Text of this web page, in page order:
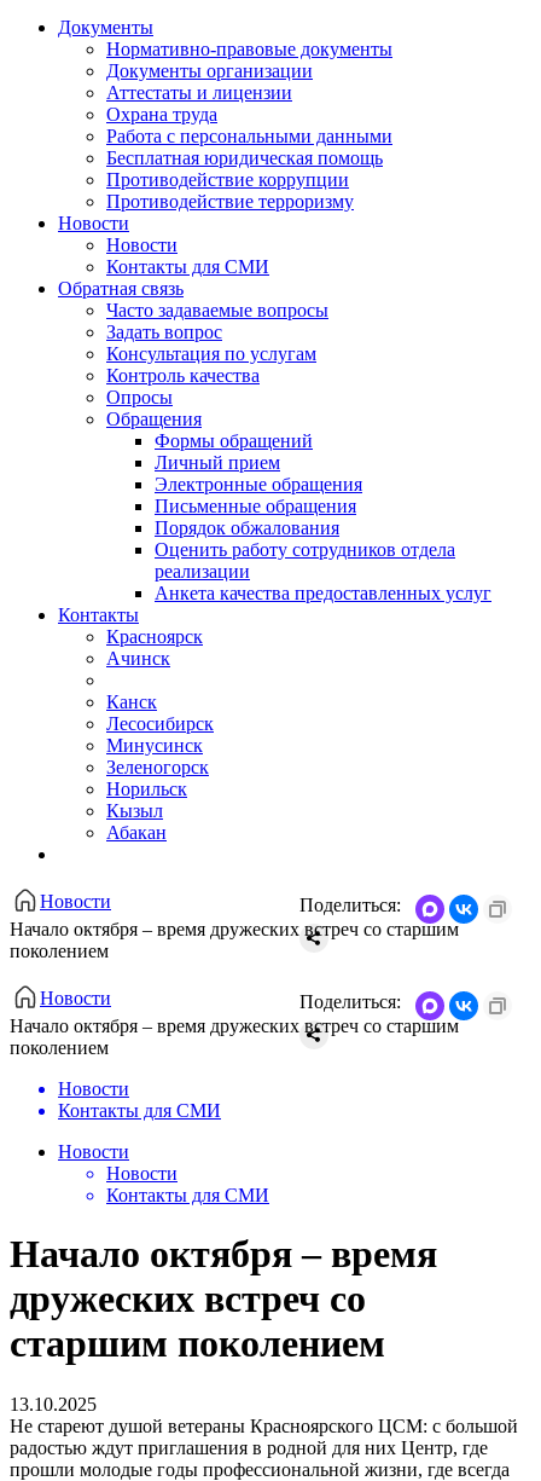
Документы
Нормативно-правовые документы
Документы организации
Аттестаты и лицензии
Охрана труда
Работа с персональными данными
Бесплатная юридическая помощь
Противодействие коррупции
Противодействие терроризму
Новости
Новости
Контакты для СМИ
Обратная связь
Часто задаваемые вопросы
Задать вопрос
Консультация по услугам
Контроль качества
Опросы
Обращения
Формы обращений
Личный прием
Электронные обращения
Письменные обращения
Порядок обжалования
Оценить работу сотрудников отдела
реализации
Анкета качества предоставленных услуг
Контакты
Красноярск
Ачинск
Канск
Лесосибирск
Минусинск
Зеленогорск
Норильск
Кызыл
Абакан
Новости
Начало октября – время дружеских встреч со старшим
поколением
Поделиться:
Новости
Начало октября – время дружеских встреч со старшим
поколением
Поделиться:
Новости
Контакты для СМИ
Новости
Новости
Контакты для СМИ
Начало октября – время
дружеских встреч со
старшим поколением
13.10.2025
Не стареют душой ветераны Красноярского ЦСМ: с большой
радостью ждут приглашения в родной для них Центр, где
прошли молодые годы профессиональной жизни, где всегда